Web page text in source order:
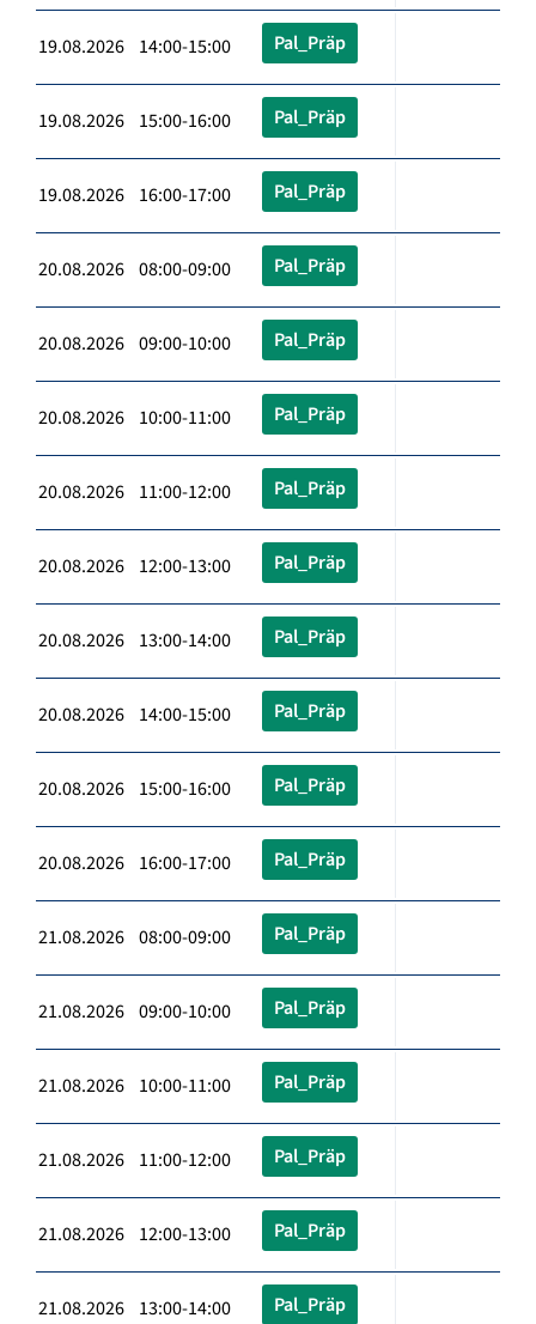
19.08.2026 14:00-15:00 Pal_Präp
19.08.2026 15:00-16:00 Pal_Präp
19.08.2026 16:00-17:00 Pal_Präp
20.08.2026 08:00-09:00 Pal_Präp
20.08.2026 09:00-10:00 Pal_Präp
20.08.2026 10:00-11:00 Pal_Präp
20.08.2026 11:00-12:00 Pal_Präp
20.08.2026 12:00-13:00 Pal_Präp
20.08.2026 13:00-14:00 Pal_Präp
20.08.2026 14:00-15:00 Pal_Präp
20.08.2026 15:00-16:00 Pal_Präp
20.08.2026 16:00-17:00 Pal_Präp
21.08.2026 08:00-09:00 Pal_Präp
21.08.2026 09:00-10:00 Pal_Präp
21.08.2026 10:00-11:00 Pal_Präp
21.08.2026 11:00-12:00 Pal_Präp
21.08.2026 12:00-13:00 Pal_Präp
21.08.2026 13:00-14:00 Pal_Präp